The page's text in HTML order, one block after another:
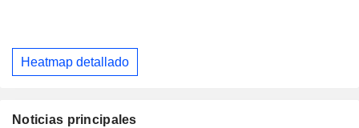
Heatmap detallado
Noticias principales